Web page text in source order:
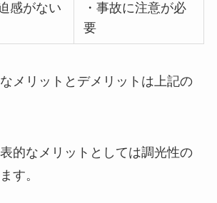
感がない
・事故に注意が必
要
メリットとデメリットは上記の
的なメリットとしては調光性の
す。